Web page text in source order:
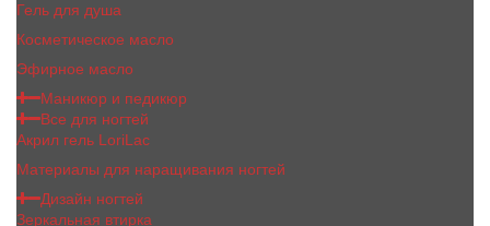
Гель для душа
Косметическое масло
Эфирное масло
Маникюр и педикюр
Все для ногтей
Акрил гель LoriLac
Материалы для наращивания ногтей
Дизайн ногтей
Зеркальная втирка